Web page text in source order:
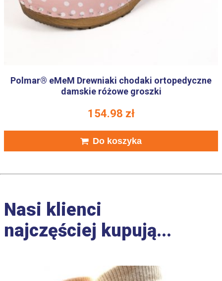
Polmar® eMeM Drewniaki chodaki ortopedyczne
damskie różowe groszki
154.98 zł
Do koszyka
Nasi klienci
najczęściej kupują...